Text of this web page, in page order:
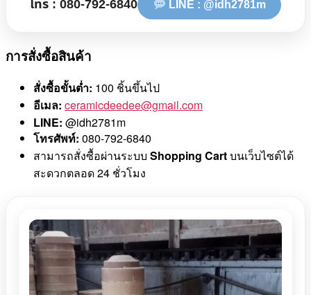
โทร : 080-792-6840 LINE : @idh2781m
การสั่งซื้อสินค้า
สั่งซื้อขั้นต่ำ: 100 ชิ้นขึ้นไป
อีเมล: ceramicdeedee@gmail.com
LINE: @idh2781m
โทรศัพท์: 080-792-6840
สามารถสั่งซื้อผ่านระบบ Shopping Cartบนเว็บไซต์ได้
สะดวกตลอด 24 ชั่วโมง